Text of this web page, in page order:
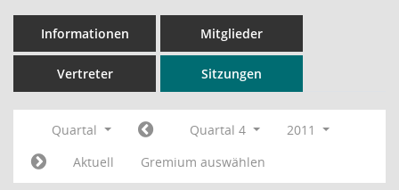
Informationen Mitglieder
Vertreter Sitzungen
Quartal Quartal 4
2011
Aktuell
Gremium auswählen